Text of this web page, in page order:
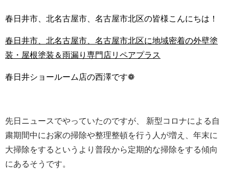
春日井市、北名古屋市、名古屋市北区の皆様こんにちは！
春日井市、北名古屋市、名古屋市北区に地域密着の外壁塗
装・屋根塗装＆雨漏り専門店リペアプラス
春日井ショールーム店の西澤です❁
先日ニュースでやっていたのですが、 新型コロナによる自
粛期間中にお家の掃除や整理整頓を行う人が増え、 年末に
大掃除をするというより普段から定期的な掃除をする傾向
にあるそうです。